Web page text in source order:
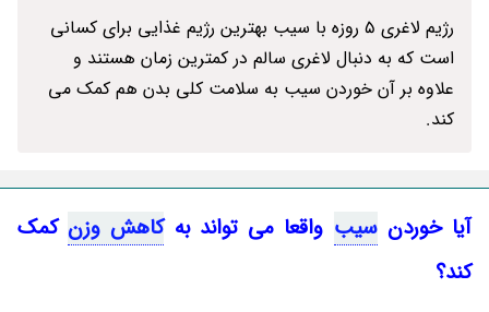
رژیم لاغری 5 روزه با سیب بهترین رژیم غذایی برای کسانی
است که به دنبال لاغری سالم در کمترین زمان هستند و
علاوه بر آن خوردن سیب به سلامت کلی بدن هم کمک می
کند.
آیا خوردنسیب واقعا می تواند بهکاهش وزن کمک
کند؟